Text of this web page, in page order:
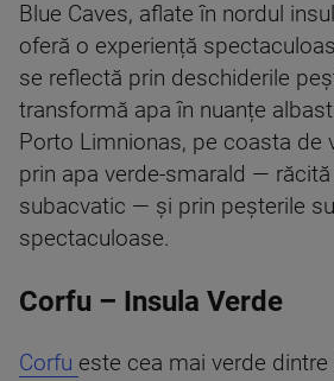
Blue Caves, aflate în nordul
oferă o experiență
se reflectă prin deschiderile
transformă apa în nuanțe
Porto Limnionas, pe coasta de
prin apa verde-smarald —
subacvatic — și prin peșterile
spectaculoase.
Corfu – Insula Verde
Corfu este cea mai verde